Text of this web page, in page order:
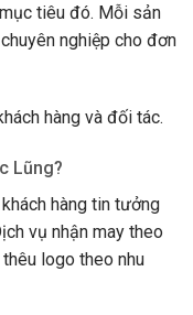
tiêu đó. Mỗi sản
nghiệp cho đơn
hàng và đối tác.
Lũng?
hàng tin tưởng
vụ nhận may theo
logo theo nhu